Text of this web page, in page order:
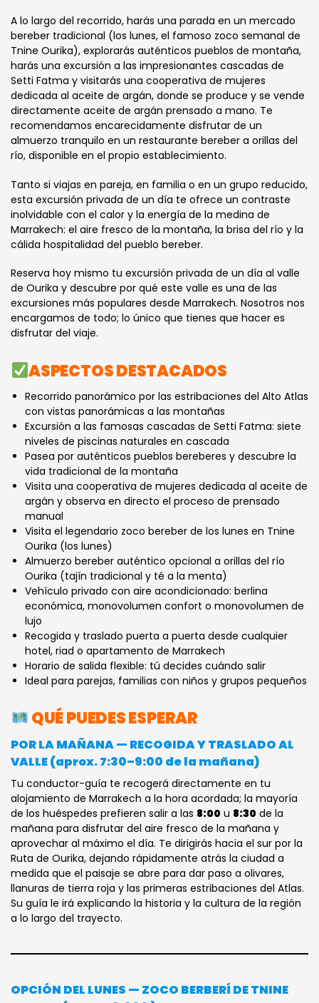
A lo largo del recorrido, harás una parada en un mercado
bereber tradicional (los lunes, el famoso zoco semanal de
Tnine Ourika), explorarás auténticos pueblos de montaña,
harás una excursión a las impresionantes cascadas de
Setti Fatma y visitarás una cooperativa de mujeres
dedicada al aceite de argán, donde se produce y se vende
directamente aceite de argán prensado a mano. Te
recomendamos encarecidamente disfrutar de un
almuerzo tranquilo en un restaurante bereber a orillas del
río, disponible en el propio establecimiento.
Tanto si viajas en pareja, en familia o en un grupo reducido,
esta excursión privada de un día te ofrece un contraste
inolvidable con el calor y la energía de la medina de
Marrakech: el aire fresco de la montaña, la brisa del río y la
cálida hospitalidad del pueblo bereber.
Reserva hoy mismo tu excursión privada de un día al valle
de Ourika y descubre por qué este valle es una de las
excursiones más populares desde Marrakech. Nosotros nos
encargamos de todo; lo único que tienes que hacer es
disfrutar del viaje.
ASPECTOS DESTACADOS
Recorrido panorámico por las estribaciones del Alto Atlas
con vistas panorámicas a las montañas
Excursión a las famosas cascadas de Setti Fatma: siete
niveles de piscinas naturales en cascada
Pasea por auténticos pueblos bereberes y descubre la
vida tradicional de la montaña
Visita una cooperativa de mujeres dedicada al aceite de
argán y observa en directo el proceso de prensado
manual
Visita el legendario zoco bereber de los lunes en Tnine
Ourika (los lunes)
Almuerzo bereber auténtico opcional a orillas del río
Ourika (tajín tradicional y té a la menta)
Vehículo privado con aire acondicionado: berlina
económica, monovolumen confort o monovolumen de
lujo
Recogida y traslado puerta a puerta desde cualquier
hotel, riad o apartamento de Marrakech
Horario de salida flexible: tú decides cuándo salir
Ideal para parejas, familias con niños y grupos pequeños
QUÉ PUEDES ESPERAR
POR LA MAÑANA — RECOGIDA Y TRASLADO AL
VALLE (aprox. 7:30–9:00 de la mañana)
Tu conductor-guía te recogerá directamente en tu
alojamiento de Marrakech a la hora acordada; la mayoría
de los huéspedes prefieren salir a las 8:00 u 8:30 de la
mañana para disfrutar del aire fresco de la mañana y
aprovechar al máximo el día. Te dirigirás hacia el sur por la
Ruta de Ourika, dejando rápidamente atrás la ciudad a
medida que el paisaje se abre para dar paso a olivares,
llanuras de tierra roja y las primeras estribaciones del Atlas.
Su guía le irá explicando la historia y la cultura de la región
a lo largo del trayecto.
OPCIÓN DEL LUNES — ZOCO BERBERÍ DE TNINE